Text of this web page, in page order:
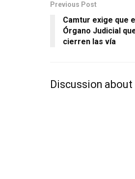
Previous Post
Camtur exige que
Órgano Judicial
cierren las vía
Discussion